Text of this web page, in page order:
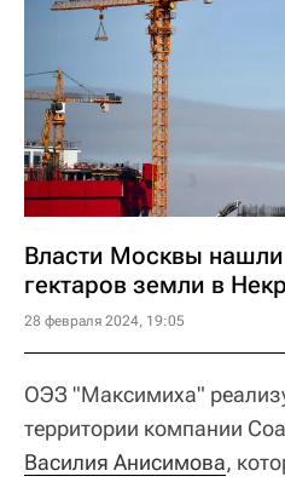
Власти Москвы нашли
гектаров земли в
28 февраля 2024, 19:05
ОЭЗ "Максимиха"
территории компании
Василия Анисимова,